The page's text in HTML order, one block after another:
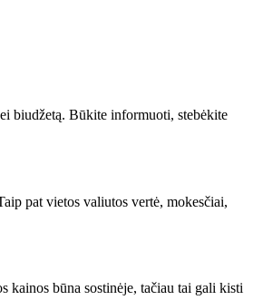
biudžetą. Būkite informuoti, stebėkite
pat vietos valiutos vertė, mokesčiai,
būna sostinėje, tačiau tai gali kisti